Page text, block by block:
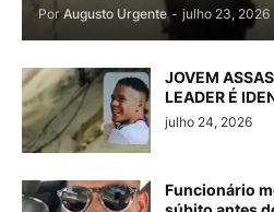
Por Augusto Urgente - julho 23, 2026
JOVEM
LEADER É
julho 24, 2026
Funcionário